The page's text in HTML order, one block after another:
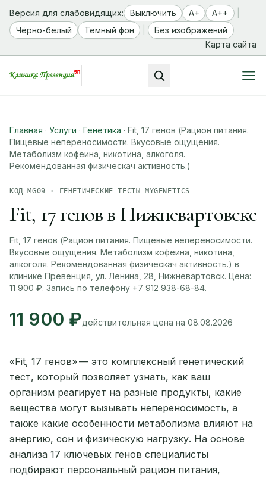
Версия для слабовидящих: Выключить A+ A++
Чёрно-белый
Тёмный фон
Без изображений
Карта сайта
Главная · Услуги · Генетика · Fit, 17 генов (Рацион питания.
Пищевые непереносимости. Вкусовые ощущения.
Метаболизм кофеина, никотина, алкоголя.
Рекомендованная физическач активность.)
КОД MG09 · ГЕНЕТИЧЕСКИЕ ТЕСТЫ MYGENETICS
Fit, 17 генов в Нижневартовске
Fit, 17 генов (Рацион питания. Пищевые непереносимости.
Вкусовые ощущения. Метаболизм кофеина, никотина,
алкоголя. Рекомендованная физическач активность.) в
клинике Превенция, ул. Ленина, 28, Нижневартовск. Цена:
11 900 ₽. Запись по телефону +7 912 938-68-84.
11 900 ₽действительная цена на 08.08.2026
«Fit, 17 генов» — это комплексный генетический
тест, который позволяет узнать, как ваш
организм реагирует на разные продукты, какие
вещества могут вызывать непереносимость, а
также какие особенности метаболизма влияют на
энергию, сон и физическую нагрузку. На основе
анализа 17 ключевых генов специалисты
подбирают персональный рацион питания,